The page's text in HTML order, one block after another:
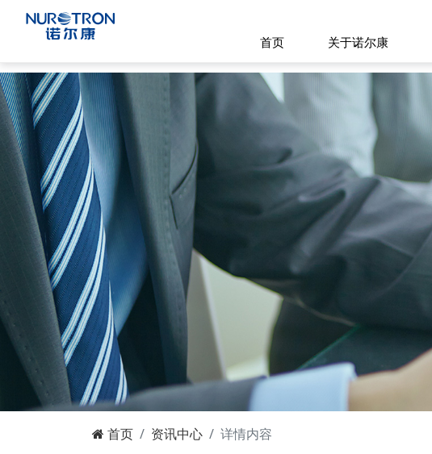
首页 关于诺尔康
首页 资讯中心 详情内容